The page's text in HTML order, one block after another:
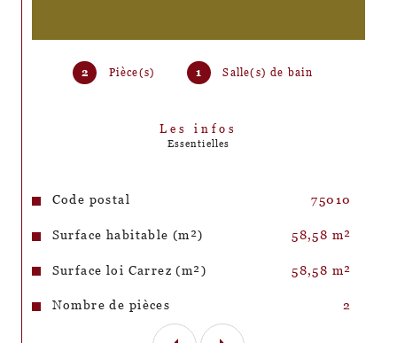
2 Pièce(s) 1 Salle(s) de bain
Les infos
Essentielles
Caractéristiques Valeurs
Code postal 75010
Surface habitable (m²) 58,58 m²
Surface loi Carrez (m²) 58,58 m²
Nombre de pièces 2
importants .
Il possède beaucoup de cachet avec son
peuvent être à prévoir .